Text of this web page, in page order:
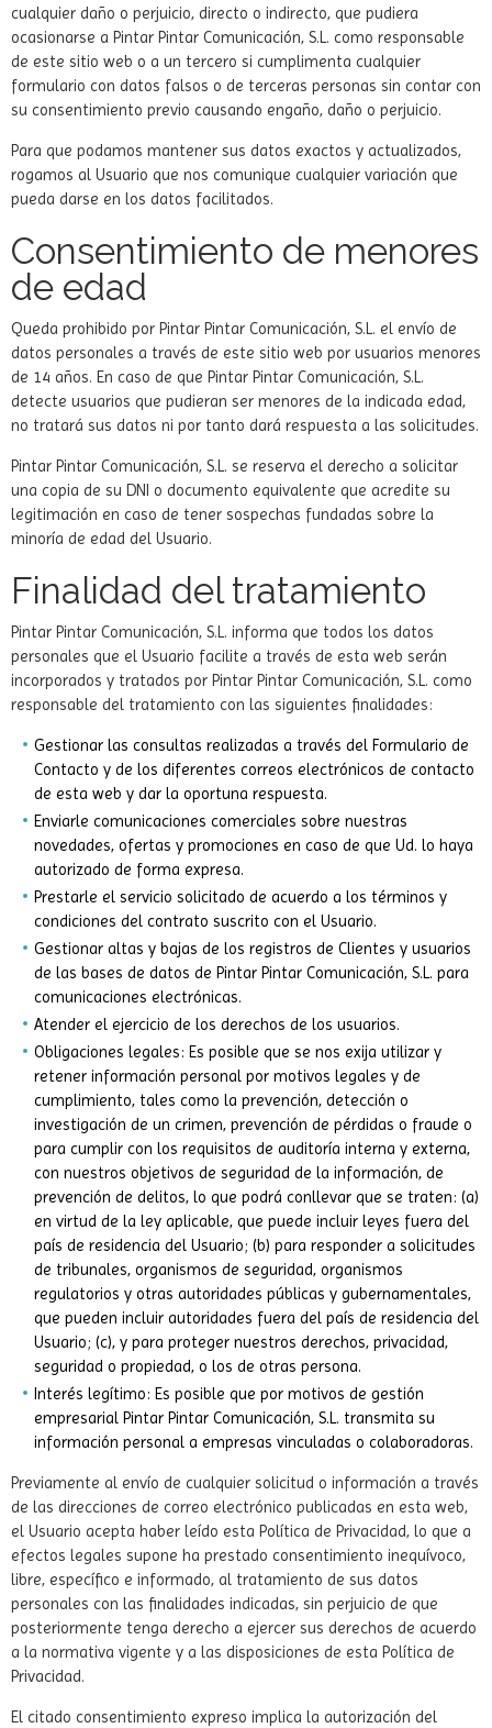
cualquier daño o perjuicio, directo o indirecto, que pudiera
ocasionarse a Pintar Pintar Comunicación, S.L. como responsable
de este sitio web o a un tercero si cumplimenta cualquier
formulario con datos falsos o de terceras personas sin contar con
su consentimiento previo causando engaño, daño o perjuicio.
Para que podamos mantener sus datos exactos y actualizados,
rogamos al Usuario que nos comunique cualquier variación que
pueda darse en los datos facilitados.
Consentimiento de menores
de edad
Queda prohibido por Pintar Pintar Comunicación, S.L. el envío de
datos personales a través de este sitio web por usuarios menores
de 14 años. En caso de que Pintar Pintar Comunicación, S.L.
detecte usuarios que pudieran ser menores de la indicada edad,
no tratará sus datos ni por tanto dará respuesta a las solicitudes.
Pintar Pintar Comunicación, S.L. se reserva el derecho a solicitar
una copia de su DNI o documento equivalente que acredite su
legitimación en caso de tener sospechas fundadas sobre la
minoría de edad del Usuario.
Finalidad del tratamiento
Pintar Pintar Comunicación, S.L. informa que todos los datos
personales que el Usuario facilite a través de esta web serán
incorporados y tratados por Pintar Pintar Comunicación, S.L. como
responsable del tratamiento con las siguientes finalidades:
Gestionar las consultas realizadas a través del Formulario de
Contacto y de los diferentes correos electrónicos de contacto
de esta web y dar la oportuna respuesta.
Enviarle comunicaciones comerciales sobre nuestras
novedades, ofertas y promociones en caso de que Ud. lo haya
autorizado de forma expresa.
Prestarle el servicio solicitado de acuerdo a los términos y
condiciones del contrato suscrito con el Usuario.
Gestionar altas y bajas de los registros de Clientes y usuarios
de las bases de datos de Pintar Pintar Comunicación, S.L. para
comunicaciones electrónicas.
Atender el ejercicio de los derechos de los usuarios.
Obligaciones legales: Es posible que se nos exija utilizar y
retener información personal por motivos legales y de
cumplimiento, tales como la prevención, detección o
investigación de un crimen, prevención de pérdidas o fraude o
para cumplir con los requisitos de auditoría interna y externa,
con nuestros objetivos de seguridad de la información, de
prevención de delitos, lo que podrá conllevar que se traten: (a)
en virtud de la ley aplicable, que puede incluir leyes fuera del
país de residencia del Usuario; (b) para responder a solicitudes
de tribunales, organismos de seguridad, organismos
regulatorios y otras autoridades públicas y gubernamentales,
que pueden incluir autoridades fuera del país de residencia del
Usuario; (c), y para proteger nuestros derechos, privacidad,
seguridad o propiedad, o los de otras persona.
Interés legítimo: Es posible que por motivos de gestión
empresarial Pintar Pintar Comunicación, S.L. transmita su
información personal a empresas vinculadas o colaboradoras.
Previamente al envío de cualquier solicitud o información a través
de las direcciones de correo electrónico publicadas en esta web,
el Usuario acepta haber leído esta Política de Privacidad, lo que a
efectos legales supone ha prestado consentimiento inequívoco,
libre, específico e informado, al tratamiento de sus datos
personales con las finalidades indicadas, sin perjuicio de que
posteriormente tenga derecho a ejercer sus derechos de acuerdo
a la normativa vigente y a las disposiciones de esta Política de
Privacidad.
El citado consentimiento expreso implica la autorización del